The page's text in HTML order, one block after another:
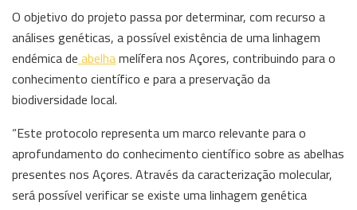
O objetivo do projeto passa por determinar, com recurso a
análises genéticas, a possível existência de uma linhagem
endémica de abelhamelífera nos Açores, contribuindo para o
conhecimento científico e para a preservação da
biodiversidade local.
“Este protocolo representa um marco relevante para o
aprofundamento do conhecimento científico sobre as abelhas
presentes nos Açores. Através da caracterização molecular,
será possível verificar se existe uma linhagem genética